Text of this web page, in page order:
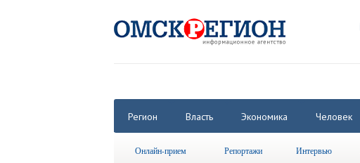
Регион Власть Экономика Человек
Онлайн-прием Репортажи Интервью